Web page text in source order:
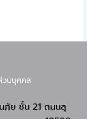
วนบุคคล
ภัย ชั้น 21 ถนนสุ